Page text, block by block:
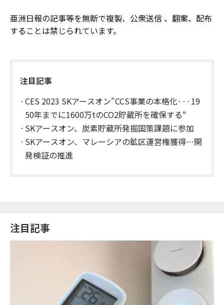
亜洲日報の記事等を無断で複製、公衆送信 、翻案、配布
することは禁じられています。
注目記事
CES 2023 SKアースオン"CCS事業の本格化···19
50年までに1600万tのCO2貯蔵所を確保する"
SKアースオン、炭素貯蔵所発掘国策課題に参加
SKアースオン、マレーシアの鉱区運営権獲得…開
発検証の推進
注目記事